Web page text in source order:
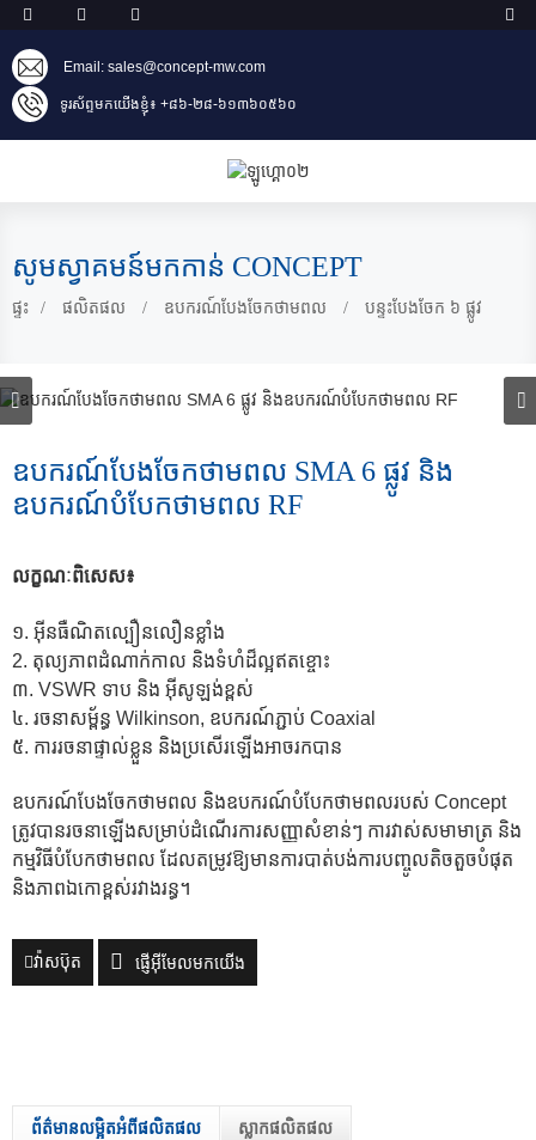
Email: sales@concept-mw.com
ទូរស័ព្ទមកយើងខ្ញុំ៖ +៨៦-២៨-៦១៣៦០៥៦០
សូមស្វាគមន៍មកកាន់ CONCEPT
ផ្ទះ ផលិតផល ឧបករណ៍បែងចែកថាមពល បន្ទះបែងចែក ៦ ផ្លូវ
ឧបករណ៍បែងចែកថាមពល SMA 6 ផ្លូវ និង
ឧបករណ៍បំបែកថាមពល RF
លក្ខណៈពិសេស៖
១. អ៊ីនធឺណិតល្បឿនលឿនខ្លាំង
2. តុល្យភាពដំណាក់កាល និងទំហំដ៏ល្អឥតខ្ចោះ
៣. VSWR ទាប និង អ៊ីសូឡង់ខ្ពស់
៤. រចនាសម្ព័ន្ធ Wilkinson, ឧបករណ៍ភ្ជាប់ Coaxial
៥. ការរចនាផ្ទាល់ខ្លួន និងប្រសើរឡើងអាចរកបាន
ឧបករណ៍បែងចែកថាមពល និងឧបករណ៍បំបែកថាមពលរបស់ Concept
ត្រូវបានរចនាឡើងសម្រាប់ដំណើរការសញ្ញាសំខាន់ៗ ការវាស់សមាមាត្រ និង
កម្មវិធីបំបែកថាមពល ដែលតម្រូវឱ្យមានការបាត់បង់ការបញ្ចូលតិចតួចបំផុត
និងភាពឯកោខ្ពស់រវាងរន្ធ។
វ៉ាសប៊ុត ផ្ញើអ៊ីមែលមកយើង
ព័ត៌មានលម្អិតអំពីផលិតផល ស្លាកផលិតផល